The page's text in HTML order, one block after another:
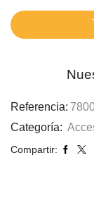
Referencia:
Categoría:
Compartir: